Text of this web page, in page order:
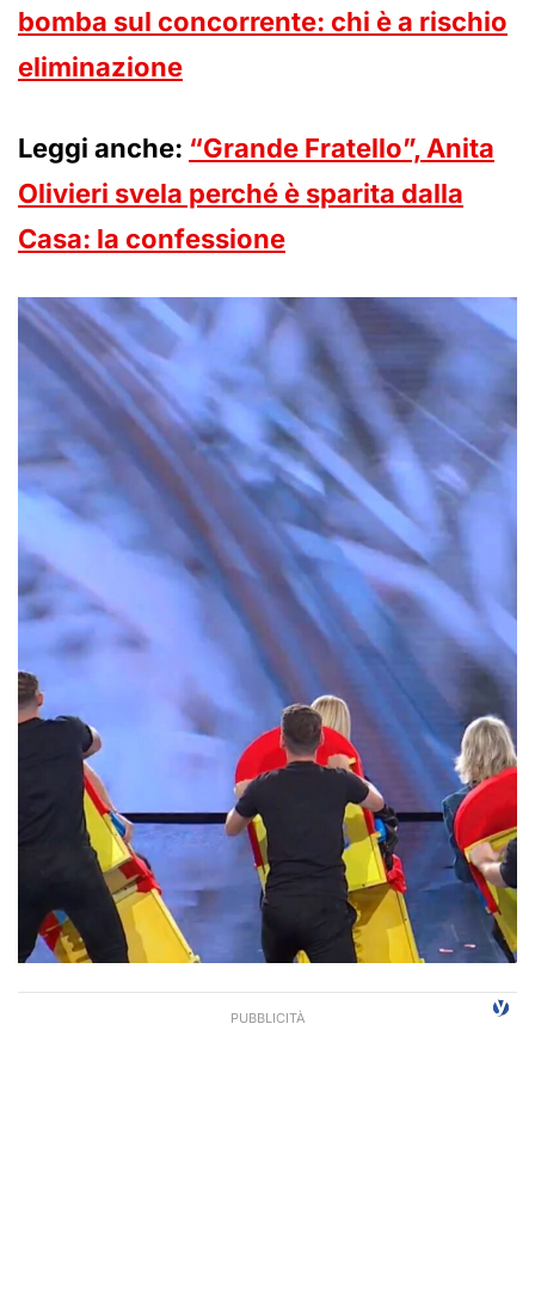
bomba sul concorrente: chi è a rischio
eliminazione
Leggi anche: “Grande Fratello”, Anita
Olivieri svela perché è sparita dalla
Casa: la confessione